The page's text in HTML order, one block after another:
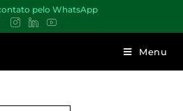
pelo WhatsApp
Menu